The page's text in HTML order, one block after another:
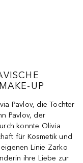
UP
Pavlov, die Tochter
Pavlov, der
konnte Olivia
für Kosmetik und
Linie Zarko
ihre Liebe zur